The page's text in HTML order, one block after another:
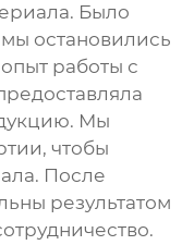
Было
остановились
работы с
Мы
чтобы
После
результатом